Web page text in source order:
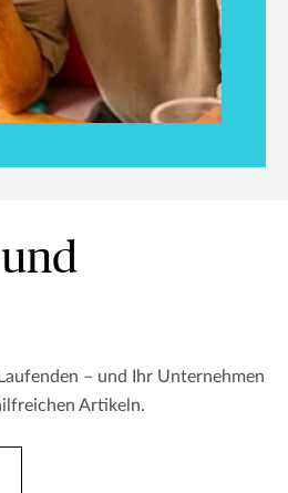
– und Ihr Unternehmen
Artikeln.